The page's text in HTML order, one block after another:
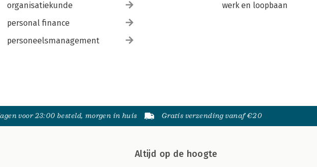
organisatiekunde
personal finance
personeelsmanagement
werk en loopbaan
voor 23:00 besteld, morgen in huis Gratis verzending vanaf €20
Altijd op de hoogte